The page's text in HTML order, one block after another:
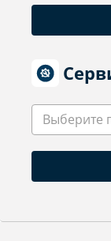
Выберите